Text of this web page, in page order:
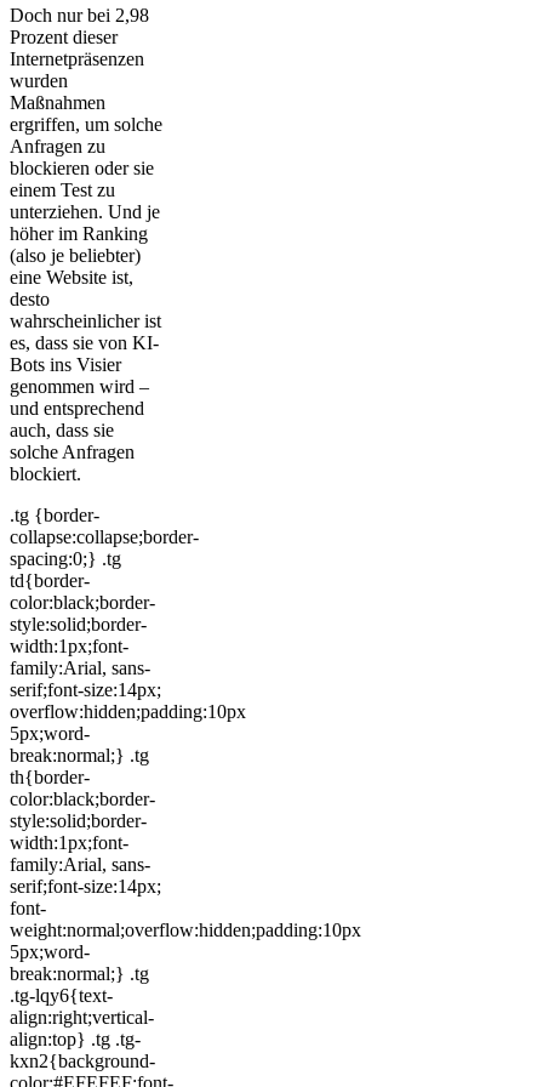
Doch nur bei 2,98
Prozent dieser
Internetpräsenzen
wurden
Maßnahmen
ergriffen, um solche
Anfragen zu
blockieren oder sie
einem Test zu
unterziehen. Und je
höher im Ranking
(also je beliebter)
eine Website ist,
desto
wahrscheinlicher ist
es, dass sie von KI-
Bots ins Visier
genommen wird –
und entsprechend
auch, dass sie
solche Anfragen
blockiert.
.tg {border-
collapse:collapse;border-
spacing:0;} .tg
td{border-
color:black;border-
style:solid;border-
width:1px;font-
family:Arial, sans-
serif;font-size:14px;
overflow:hidden;padding:10px
5px;word-
break:normal;} .tg
th{border-
color:black;border-
style:solid;border-
width:1px;font-
family:Arial, sans-
serif;font-size:14px;
font-
weight:normal;overflow:hidden;padding:10px
5px;word-
break:normal;} .tg
.tg-lqy6{text-
align:right;vertical-
align:top} .tg .tg-
kxn2{background-
color:#EFEFEF;font-